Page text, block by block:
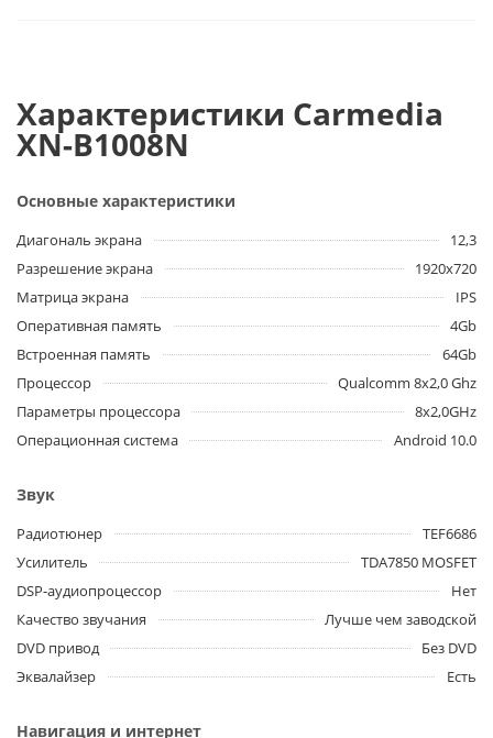
Характеристики Carmedia
XN-B1008N
Основные характеристики
Диагональ экрана
12,3
Разрешение экрана
1920x720
Матрица экрана
IPS
Оперативная память
4Gb
Встроенная память
64Gb
Процессор
Qualcomm 8x2,0 Ghz
Параметры процессора
8x2,0GHz
Операционная система
Android 10.0
Звук
Радиотюнер
TEF6686
Усилитель
TDA7850 MOSFET
DSP-аудиопроцессор
Нет
Качество звучания
Лучше чем заводской
DVD привод
Без DVD
Эквалайзер
Есть
Навигация и интернет